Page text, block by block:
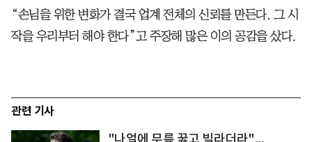
“손님을 위한 변화가 결국 업계 전체의 신뢰를 만든다. 그 시
작을 우리부터 해야 한다”고 주장해 많은 이의 공감을 샀다.
관련 기사
"나얼에 무릎 꿇고 빌라더라"...